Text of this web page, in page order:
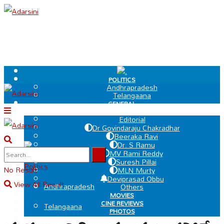
.
POLITICS
Andhrapradesh
Telangaana
GENERAL
Editorial
Dr Govindaraju Chakradhar
Beeraka Ravi
Dr. S Ramu
MV Rami Reddy
Suresh Pillai
MLN Murty
Deviprasad Obbu
Others
MOVIES
CINE REVIEWS
PHOTOS
VIDEOS
.
Politics
Andhrapradesh
Telangaana
No Result
View All Result